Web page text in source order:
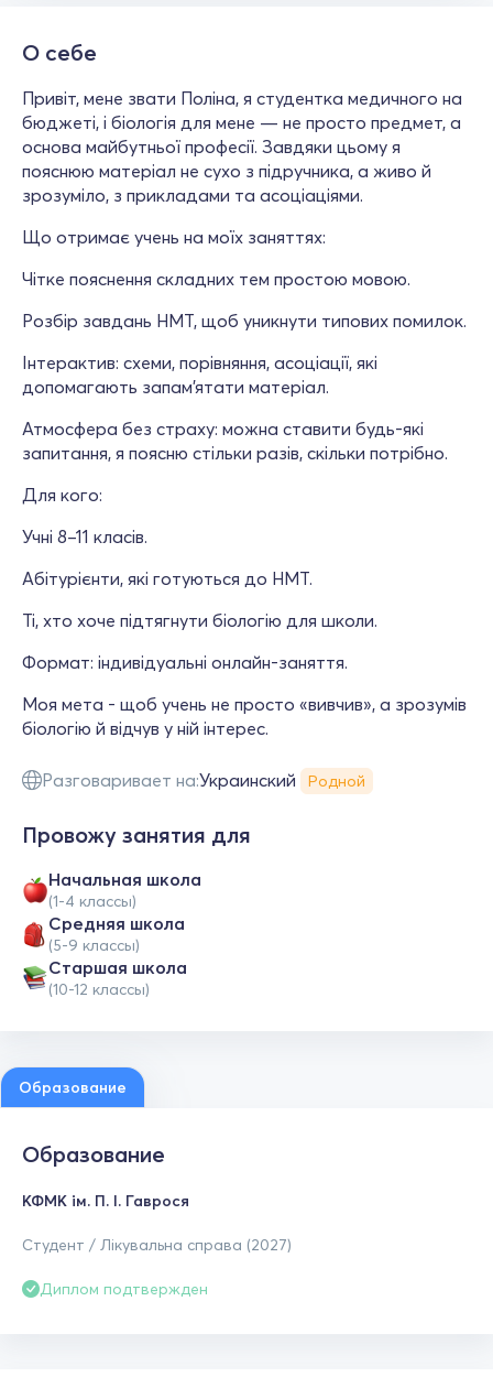
О себе
Привіт, мене звати Поліна, я студентка медичного на
бюджеті, і біологія для мене — не просто предмет, а
основа майбутньої професії. Завдяки цьому я
пояснюю матеріал не сухо з підручника, а живо й
зрозуміло, з прикладами та асоціаціями.
Що отримає учень на моїх заняттях:
Чітке пояснення складних тем простою мовою.
Розбір завдань НМТ, щоб уникнути типових помилок.
Інтерактив: схеми, порівняння, асоціації, які
допомагають запам’ятати матеріал.
Атмосфера без страху: можна ставити будь-які
запитання, я поясню стільки разів, скільки потрібно.
Для кого:
Учні 8–11 класів.
Абітурієнти, які готуються до НМТ.
Ті, хто хоче підтягнути біологію для школи.
Формат: індивідуальні онлайн-заняття.
Моя мета - щоб учень не просто «вивчив», а зрозумів
біологію й відчув у ній інтерес.
Разговаривает на:Украинский Родной
Провожу занятия для
Начальная школа
(1-4 классы)
Средняя школа
(5-9 классы)
Cтаршая школа
(10-12 классы)
Образование
Образование
КФМК ім. П. І. Гаврося
Студент / Лікувальна справа (2027)
Диплом подтвержден